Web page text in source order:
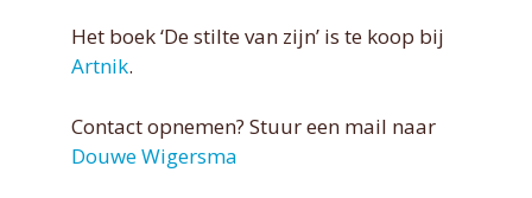
Het boek ‘De stilte van zijn’ is te koop bij
Artnik.
Contact opnemen? Stuur een mail naar
Douwe Wigersma